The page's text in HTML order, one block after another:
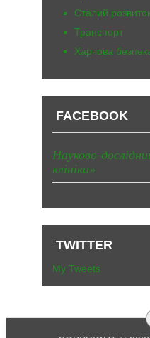
Сталий
Транспорт
Харчова
FACEBOOK
Науково-
клініка»
TWITTER
My Tweets